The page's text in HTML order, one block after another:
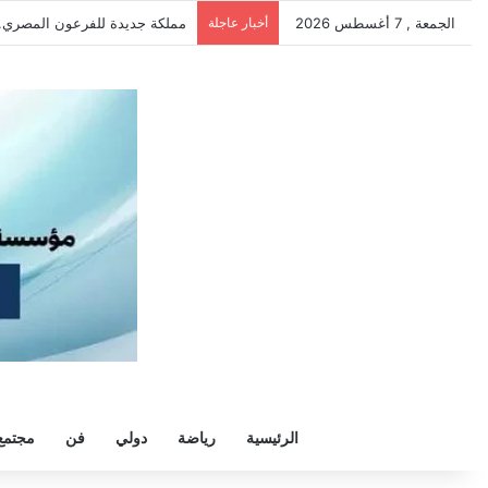
الجمعة , 7 أغسطس 2026 أخبار عاجلة الأهلي ينهي استعداداته في
الرئيسية رياضة دولي فن